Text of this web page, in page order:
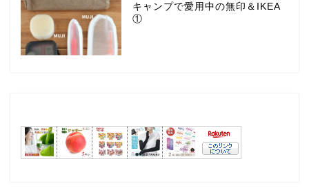
キャンプで愛用中の無印＆IKEA
①